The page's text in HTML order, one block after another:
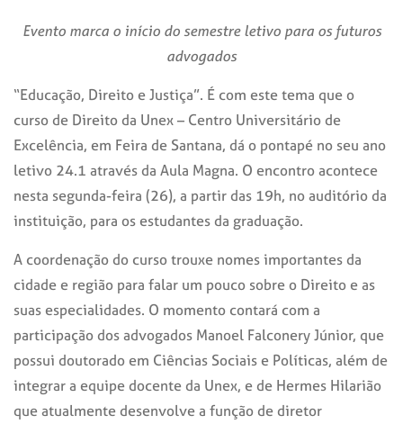
Evento marca o início do semestre letivo para os futuros
advogados
“Educação, Direito e Justiça”. É com este tema que o
curso de Direito da Unex – Centro Universitário de
Excelência, em Feira de Santana, dá o pontapé no seu ano
letivo 24.1 através da Aula Magna. O encontro acontece
nesta segunda-feira (26), a partir das 19h, no auditório da
instituição, para os estudantes da graduação.
A coordenação do curso trouxe nomes importantes da
cidade e região para falar um pouco sobre o Direito e as
suas especialidades. O momento contará com a
participação dos advogados Manoel Falconery Júnior, que
possui doutorado em Ciências Sociais e Políticas, além de
integrar a equipe docente da Unex, e de Hermes Hilarião
que atualmente desenvolve a função de diretor